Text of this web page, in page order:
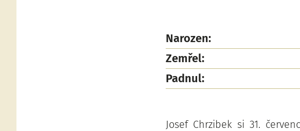
Narozen:
Zemřel:
Padnul:
Josef Chrzibek si 31.